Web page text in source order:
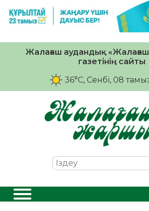
Жалағаш аудандық
газетінің сайты
36°C, Сенбі, 08